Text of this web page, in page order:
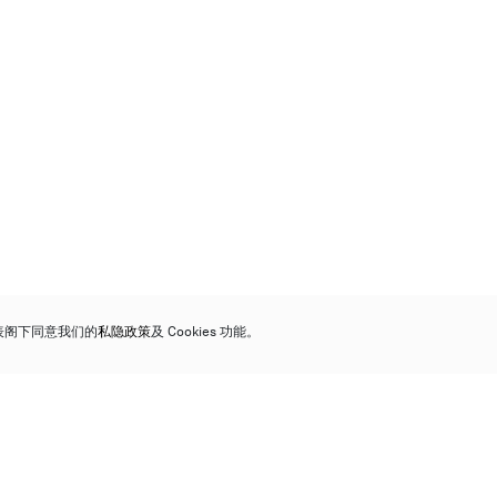
下同意我们的私隐政策及 Cookies 功能。